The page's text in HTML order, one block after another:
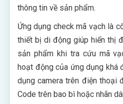
thông tin về sản phẩm.
Ứng dụng check mã vạch là
thiết bị di động giúp hiển thị
sản phẩm khi tra cứu mã
hoạt động của ứng dụng khá
dụng camera trên điện thoại
Code trên bao bì hoặc nhãn